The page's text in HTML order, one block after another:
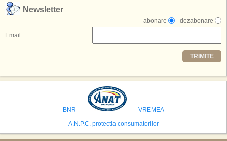
,,Credem ca exista sanse mari sa anuntam nu doar o locatie, ci poate mai
multe'', a declarat Michael R. Henderson, cofondator al Moon World
Resorts, citat de Gulf News. Potrivit acestuia, 2026 ar putea deveni un an
decisiv pentru reali zarea proiectului.
Printre celelalte tari care concureaza pentru a gazdui aceasta constructie
se numara Australia, Brazilia, China, Egipt, India, Polonia, Thailanda,
avea cele mai mari sanse de a castiga licitatia. Totusi, Spania, care se
preconizeaza ca va deveni a doua cea mai vizitata tara din lume in 2025,
isi bazeaza oferta pe infrastructura turistica solida si capacitatea hoteliera."
Newsletter
dezabonare
abonare
Email
TRIMITE
BNR
VREMEA
A.N.P.C. protectia consumatorilor